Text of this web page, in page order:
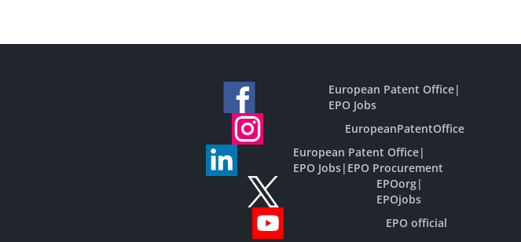
European Patent Office|
EPO Jobs
EuropeanPatentOffice
European Patent Office|
EPO Jobs| EPO Procurement
EPOorg|
EPOjobs
EPO official